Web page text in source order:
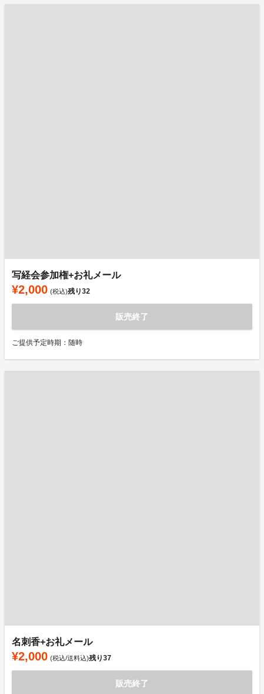
写経会参加権+お礼メール
¥2,000 (税込)残り32
販売終了
ご提供予定時期：随時
名刺香+お礼メール
¥2,000 (税込/送料込)残り37
販売終了